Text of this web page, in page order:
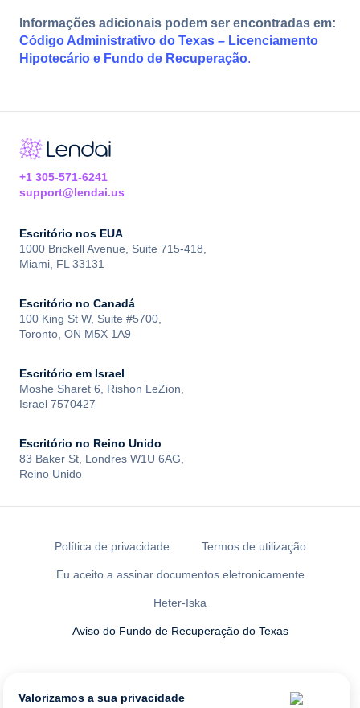
Valorizamos a sua privacidade
Informações adicionais podem ser encontradas em:
Código Administrativo do Texas – Licenciamento
Hipotecário e Fundo de Recuperação.
+1 305-571-6241
support@lendai.us
Escritório nos EUA
1000 Brickell Avenue, Suite 715-418,
Miami, FL 33131
Escritório no Canadá
100 King St W, Suite #5700,
Toronto, ON M5X 1A9
Escritório em Israel
Moshe Sharet 6, Rishon LeZion,
Israel 7570427
Escritório no Reino Unido
83 Baker St, Londres W1U 6AG,
Reino Unido
Política de privacidade Termos de utilização
Eu aceito a assinar documentos eletronicamente
Heter-Iska
Aviso do Fundo de Recuperação do Texas
2461335